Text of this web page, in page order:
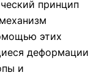
принцип
этих
деформации
и